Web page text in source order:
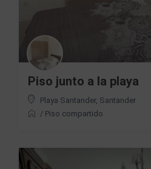
Piso junto a la playa
Playa Santander, Santander
/ Piso compartido